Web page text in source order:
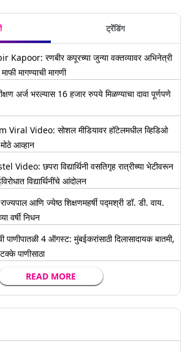
ट्रेंडिंग
रणबीर कपूरच्या जुन्या वक्तव्यावर अभिनेत्री
मागण्याची मागणी
अर्ज भरल्यास 16 हजार रुपये मिळण्याचा दावा पूर्णपणे
Video: सोशल मीडियावर हॉटेलमधील व्हिडिओ
आव्हान
छपरा विद्यार्थिनी वसतिगृह रात्रीच्या भेटीवरून
विद्यार्थिनींचे आंदोलन
आणि ज्येष्ठ शिक्षणमहर्षी पद्मश्री डॉ. डी. वाय.
वर्षी निधन
4 ऑगस्ट: मुंबईकरांसाठी दिलासादायक बातमी,
पाणीसाठा
READ MORE